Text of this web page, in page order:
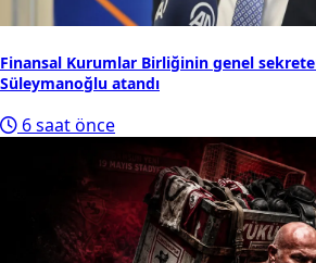
Finansal Kurumlar Birliğinin genel
Süleymanoğlu atandı
6 saat önce